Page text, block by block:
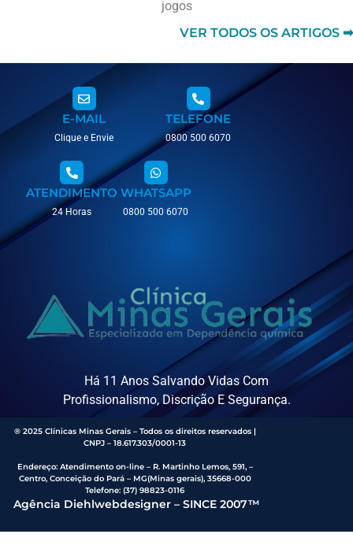
jogos
VER TODOS OS ARTIGOS ➡
E-MAIL
Clique e Envie
TELEFONE
0800 500 6070
ATENDIMENTO
24 Horas
WHATSAPP
0800 500 6070
Há 11 Anos Salvando Vidas Com
Profissionalismo, Discrição E Segurança.
® 2025 Clínicas Minas Gerais – Todos os direitos reservados |
CNPJ – 18.617.303/0001-13
Endereço: Atendimento on-line – R. Martinho Lemos, 591, –
Centro, Conceição do Pará – MG(Minas gerais), 35668-000
Telefone:(37) 98823-0116
Agência Diehlwebdesigner – SINCE 2007™